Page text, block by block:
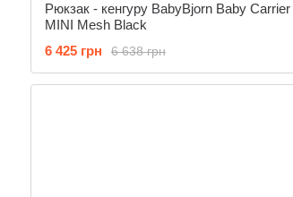
Рюкзак - кенгуру BabyBjorn Baby Carrier
MINI Mesh Black
6 638 грн
6 425 грн